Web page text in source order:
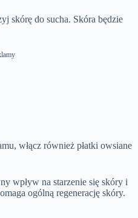
skórę do sucha. Skóra będzie
włącz również płatki owsiane
wpływ na starzenie się skóry i
ogólną regenerację skóry.